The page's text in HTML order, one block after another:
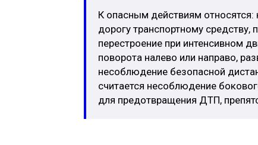
К опасным действиям относятся:
дорогу транспортному
перестроение при интенсивном
поворота налево или направо,
несоблюдение безопасной
считается несоблюдение
для предотвращения ДТП,